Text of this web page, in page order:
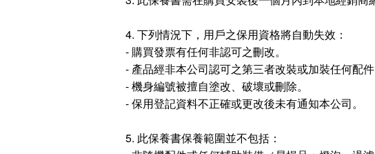
4. 下列情況下，用戶之保用資格將自動失效：
- 購買發票有任何非認可之刪改。
- 產品經非本公司認可之第三者改裝或加裝任何配件
- 機身編號被擅自塗改、破壞或刪除。
- 保用登記資料不正確或更改後未有通知本公司。
5. 此保養書保養範圍並不包括：